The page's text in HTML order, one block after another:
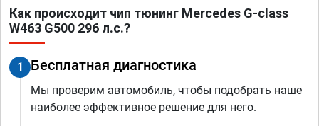
Как происходит чип тюнинг Mercedes G-class
W463 G500 296 л.с.?
1 Бесплатная диагностика
Мы проверим автомобиль, чтобы подобрать наше
наиболее эффективное решение для него.